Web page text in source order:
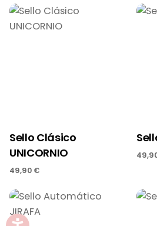
Sello Clásico
UNICORNIO
49,90 €